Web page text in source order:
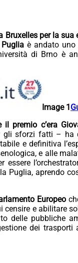
per la sua
Puglia è andato uno
di Brno è
Image 1
premio c’era
gli sforzi fatti –
e definitiva
e alle
essere
Puglia, aprendo
Europeo
censire e abilitare
delle pubbliche
dei